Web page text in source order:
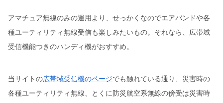
アマチュア無線のみの運用より、せっかくなのでエアバンドや各
種ユーティリティ無線受信も楽しみたいもの。それなら、広帯域
受信機能つきのハンディ機がおすすめ。
当サイトの広帯域受信機のページでも触れている通り、災害時の
各種ユーティリティ無線、とくに防災航空系無線の傍受は災害時